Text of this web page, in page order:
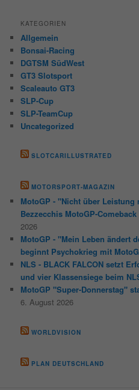
KATEGORIEN
Allgemein
Bonsai-Racing
DGTSM SüdWest
GT3 Slotsport
Scaleauto GT3
SLP-Cup
SLP-TeamCup
Uncategorized
SLOTCARILLUSTRATED
MOTORSPORT-MAGAZIN
MotoGP - "Nicht über Leistung
Bezzecchis MotoGP-
2026
MotoGP - "Mein Leben ändert
beginnt Psychokrieg mit
NLS - BLACK FALCON setzt
und vier Klassensiege beim
MotoGP "Super-Donnerstag"
6. August 2026
WORLDVISION
PLAN DEUTSCHLAND